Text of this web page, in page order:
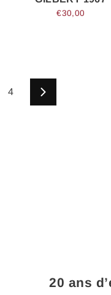
€30,00
4 Suivant
20 ans